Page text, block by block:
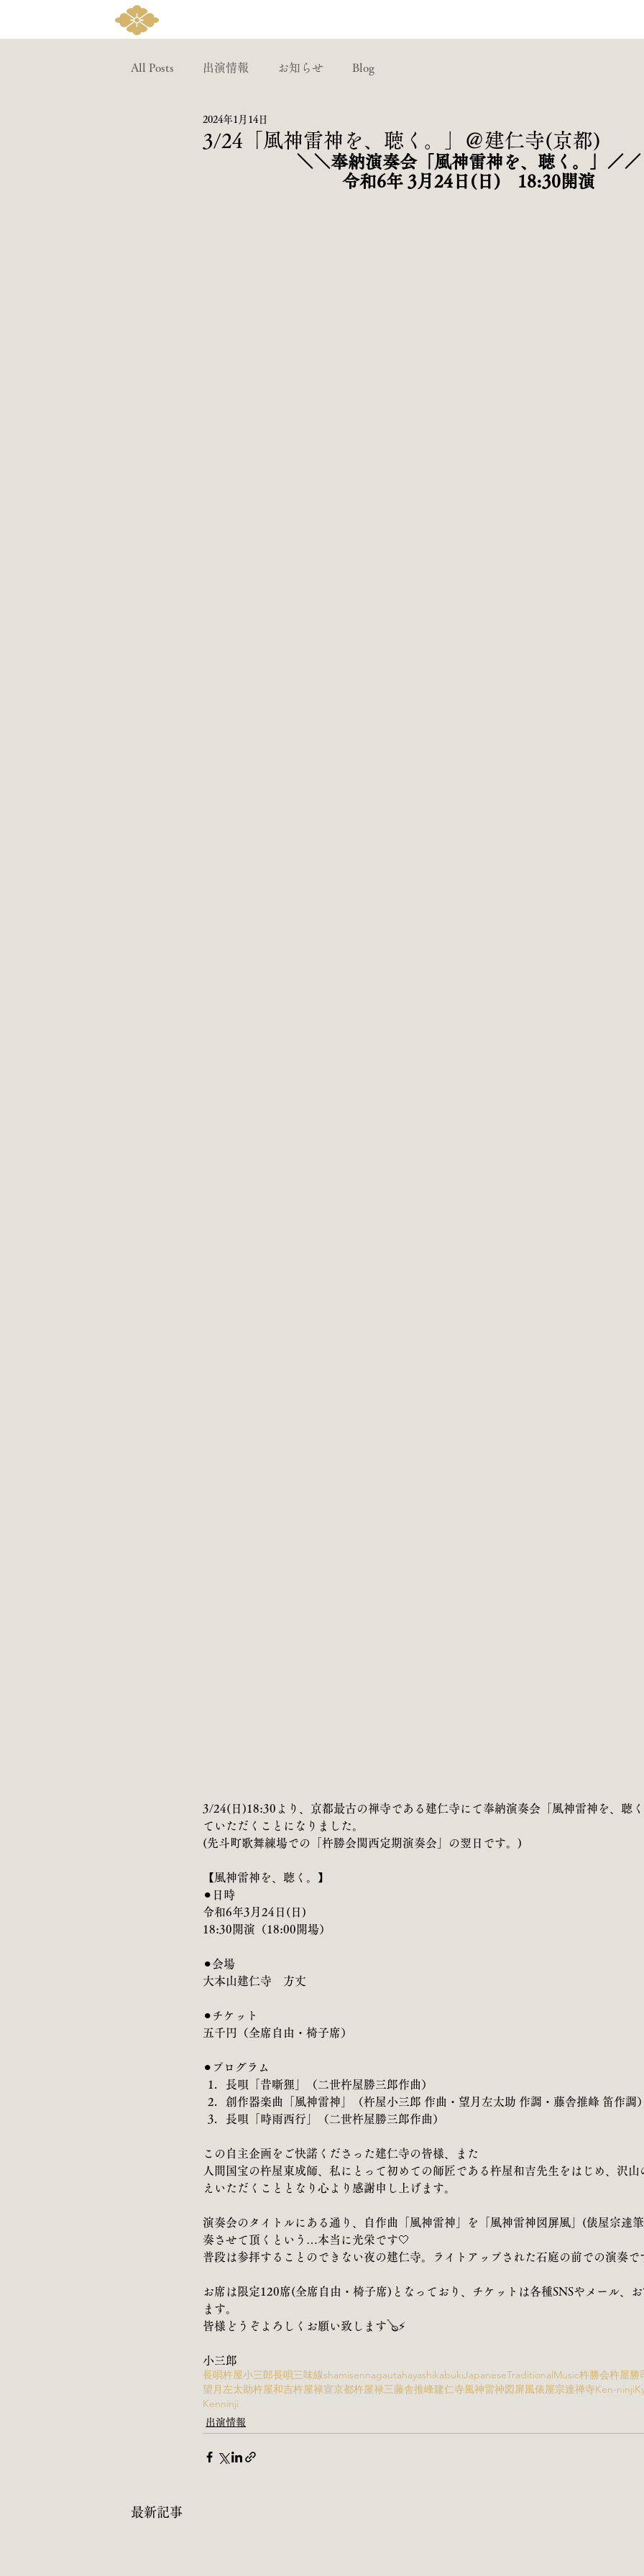
All Posts 出演情報 お知らせ Blog
3/24「風神雷神を、聴く。」＠建仁寺(京都)
2024年1月14日
＼＼奉納演奏会「風神雷神を、聴く。」／／
令和6年 3月24日(日)　18:30開演
3/24(日)18:30より、京都最古の禅寺である建仁寺にて奉納演奏会「風神雷神を、聴
ていただくことになりました。
(先斗町歌舞練場での「杵勝会関西定期演奏会」の翌日です。)
【風神雷神を、聴く。】
⚫︎日時
令和6年3月24日(日)
18:30開演（18:00開場）
⚫︎会場
大本山建仁寺　方丈
⚫︎チケット
五千円（全席自由・椅子席）
⚫︎プログラム
長唄「昔噺狸」（二世杵屋勝三郎作曲）
創作器楽曲「風神雷神」（杵屋小三郎 作曲・望月左太助 作調・藤舎推峰 笛作調）
長唄「時雨西行」（二世杵屋勝三郎作曲）
この自主企画をご快諾くださった建仁寺の皆様、また
人間国宝の杵屋東成師、私にとって初めての師匠である杵屋和吉先生をはじめ、沢
えいただくこととなり心より感謝申し上げます。
演奏会のタイトルにある通り、自作曲「風神雷神」を「風神雷神図屏風」(俵屋宗達
奏させて頂くという…本当に光栄です🤍
普段は参拝することのできない夜の建仁寺。ライトアップされた石庭の前での演奏で
お席は限定120席(全席自由・椅子席)となっており、チケットは各種SNSやメール、
ます。
皆様どうぞよろしくお願い致します🪕⚡️
小三郎
長唄杵屋小三郎長唄三味線shamisennagautahayashikabukiJapaneseTraditionalMusic杵勝会杵屋勝
望月左太助杵屋和吉杵屋禄宣京都杵屋禄三藤舎推峰建仁寺風神雷神図屏風俵屋宗達禅寺Ken-ninji
Kenninji
出演情報
最新記事